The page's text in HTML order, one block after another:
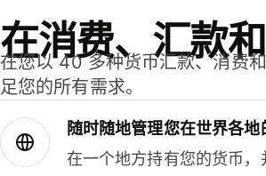
在消费、汇款
在您以 40 多种货币汇款、消费
足您的所有需求。
随时随地管理您在世界各地
在一个地方持有您的货币，